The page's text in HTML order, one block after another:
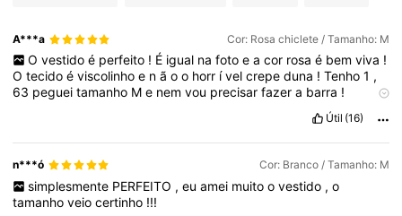
A***a Cor: Rosa chiclete / Tamanho: M
O vestido é perfeito ! É igual na foto e a cor rosa é bem viva !
Otecidoéviscolinhoe nãoo horr ívelcrepeduna !Tenho1 ,
63 pegueitamanho Me nemvou precisarfazera barra !
Útil (16)
n***ó Cor: Branco / Tamanho: M
simplesmente PERFEITO , eu amei muito o vestido , o
tamanhoveiocertinho !!!